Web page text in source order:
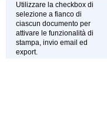
Utilizzare la checkbox di
selezione a fianco di
ciascun documento per
attivare le funzionalità di
stampa, invio email ed
export.